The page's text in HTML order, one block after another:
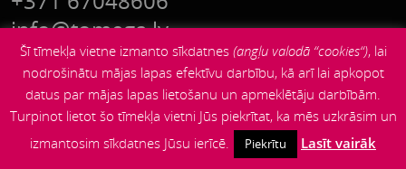
info@tomega.lv
© 2026
Šī tīmekļa vietne izmanto sīkdatnes (angļu valodā “cookies“), lai
nodrošinātu mājas lapas efektīvu darbību, kā arī lai apkopot
datus par mājas lapas lietošanu un apmeklētāju darbībām.
Turpinot lietot šo tīmekļa vietni Jūs piekrītat, ka mēs uzkrāsim un
izmantosim sīkdatnes Jūsu ierīcē.
Piekrītu Lasīt vairāk